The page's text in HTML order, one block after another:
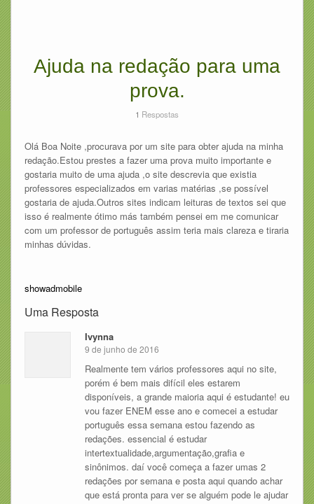
Ajuda na redação para uma
prova.
1 Respostas
Olá Boa Noite ,procurava por um site para obter ajuda na minha
redação.Estou prestes a fazer uma prova muito importante e
gostaria muito de uma ajuda ,o site descrevia que existia
professores especializados em varias matérias ,se possível
gostaria de ajuda.Outros sites indicam leituras de textos sei que
isso é realmente ótimo más também pensei em me comunicar
com um professor de português assim teria mais clareza e tiraria
minhas dúvidas.
showadmobile
Uma Resposta
Ivynna
9 de junho de 2016
Realmente tem vários professores aqui no site,
porém é bem mais difícil eles estarem
disponíveis, a grande maioria aqui é estudante! eu
vou fazer ENEM esse ano e comecei a estudar
português essa semana estou fazendo as
redações. essencial é estudar
intertextualidade,argumentação,grafia e
sinônimos. daí você começa a fazer umas 2
redações por semana e posta aqui quando achar
que está pronta para ver se alguém pode le ajudar